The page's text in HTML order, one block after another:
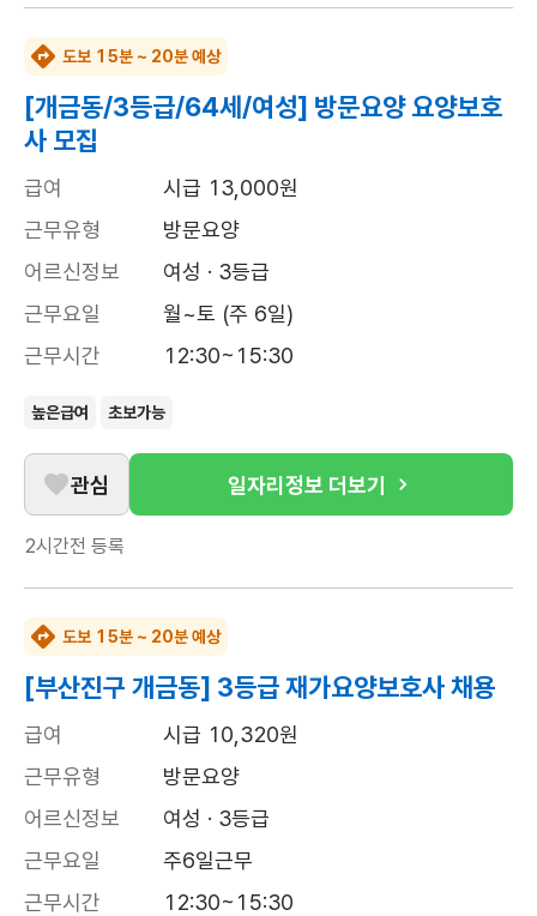
도보 15분 ~ 20분 예상
[개금동/3등급/64세/여성] 방문요양 요양보호
사 모집
급여
시급 13,000원
근무유형
방문요양
어르신정보
여성 · 3등급
근무요일
월~토 (주 6일)
근무시간
12:30~15:30
높은급여 초보가능
관심 일자리정보 더보기
2시간전 등록
도보 15분 ~ 20분 예상
[부산진구 개금동] 3등급 재가요양보호사 채용
급여
시급 10,320원
근무유형
방문요양
어르신정보
여성 · 3등급
근무요일
주6일근무
근무시간
12:30~15:30